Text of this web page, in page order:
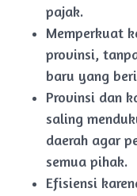
pajak.
Memperkuat
provinsi,
baru yang
Provinsi dan
saling
daerah agar
semua pihak.
Efisiensi